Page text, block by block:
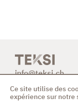
info@teksi.ch
Ce site utilise des
expérience sur notre